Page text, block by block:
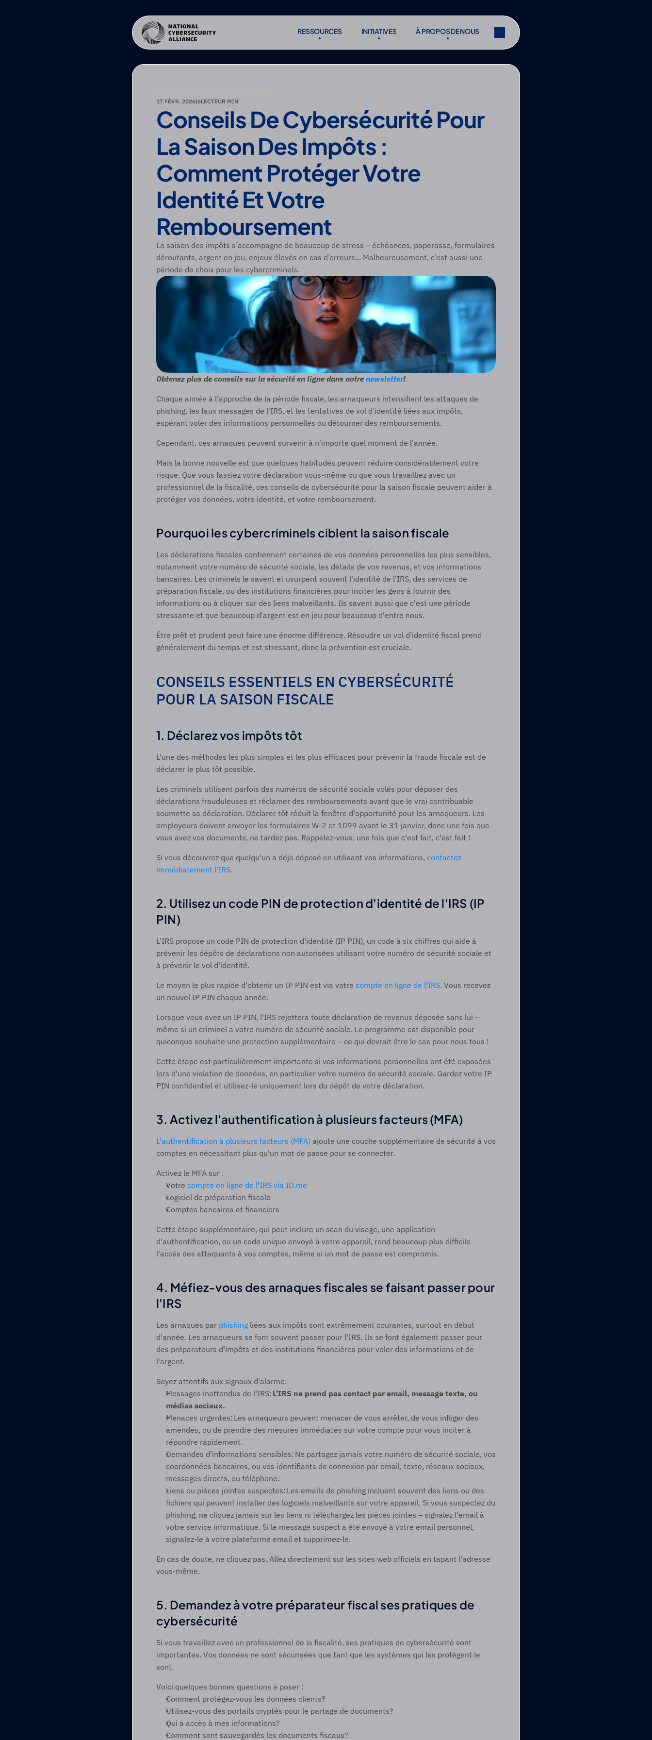
RESSOURCES
RESSOURCES
INITIATIVES
INITIATIVES
À PROPOS DE NOUS
À PROPOS DE NOUS
S'abonner
Partager
17 FÉVR. 2026|6LECTEUR MIN
Conseils De Cybersécurité Pour
La Saison Des Impôts :
Comment Protéger Votre
Identité Et Votre
Remboursement
La saison des impôts s’accompagne de beaucoup de stress – échéances, paperasse, formulaires
déroutants, argent en jeu, enjeux élevés en cas d’erreurs... Malheureusement, c’est aussi une
période de choix pour les cybercriminels.
Obtenez plus de conseils sur la sécurité en ligne dans notre newsletter!
Chaque année à l'approche de la période fiscale, les arnaqueurs intensifient les attaques de
phishing, les faux messages de l'IRS, et les tentatives de vol d'identité liées aux impôts,
espérant voler des informations personnelles ou détourner des remboursements.
Cependant, ces arnaques peuvent survenir à n'importe quel moment de l'année.
Mais la bonne nouvelle est que quelques habitudes peuvent réduire considérablement votre
risque. Que vous fassiez votre déclaration vous-même ou que vous travailliez avec un
professionnel de la fiscalité, ces conseils de cybersécurité pour la saison fiscale peuvent aider à
protéger vos données, votre identité, et votre remboursement.
Pourquoi les cybercriminels ciblent la saison fiscale
Les déclarations fiscales contiennent certaines de vos données personnelles les plus sensibles,
notamment votre numéro de sécurité sociale, les détails de vos revenus, et vos informations
bancaires. Les criminels le savent et usurpent souvent l'identité de l'IRS, des services de
préparation fiscale, ou des institutions financières pour inciter les gens à fournir des
informations ou à cliquer sur des liens malveillants. Ils savent aussi que c'est une période
stressante et que beaucoup d'argent est en jeu pour beaucoup d'entre nous.
Être prêt et prudent peut faire une énorme différence. Résoudre un vol d'identité fiscal prend
généralement du temps et est stressant, donc la prévention est cruciale.
CONSEILS ESSENTIELS EN CYBERSÉCURITÉ
POUR LA SAISON FISCALE
1. Déclarez vos impôts tôt
L'une des méthodes les plus simples et les plus efficaces pour prévenir la fraude fiscale est de
déclarer le plus tôt possible.
Les criminels utilisent parfois des numéros de sécurité sociale volés pour déposer des
déclarations frauduleuses et réclamer des remboursements avant que le vrai contribuable
soumette sa déclaration. Déclarer tôt réduit la fenêtre d'opportunité pour les arnaqueurs. Les
employeurs doivent envoyer les formulaires W-2 et 1099 avant le 31 janvier, donc une fois que
vous avez vos documents, ne tardez pas. Rappelez-vous, une fois que c'est fait, c'est fait !
Si vous découvrez que quelqu'un a déjà déposé en utilisant vos informations, contactez
immédiatement l'IRS.
2. Utilisez un code PIN de protection d'identité de l'IRS (IP
PIN)
L'IRS propose un code PIN de protection d'identité (IP PIN), un code à six chiffres qui aide à
prévenir les dépôts de déclarations non autorisées utilisant votre numéro de sécurité sociale et
à prévenir le vol d'identité.
Le moyen le plus rapide d'obtenir un IP PIN est via votre compte en ligne de l'IRS. Vous recevez
un nouvel IP PIN chaque année.
Lorsque vous avez un IP PIN, l'IRS rejettera toute déclaration de revenus déposée sans lui –
même si un criminel a votre numéro de sécurité sociale. Le programme est disponible pour
quiconque souhaite une protection supplémentaire – ce qui devrait être le cas pour nous tous !
Cette étape est particulièrement importante si vos informations personnelles ont été exposées
lors d'une violation de données, en particulier votre numéro de sécurité sociale. Gardez votre IP
PIN confidentiel et utilisez-le uniquement lors du dépôt de votre déclaration.
3. Activez l'authentification à plusieurs facteurs (MFA)
L'authentification à plusieurs facteurs (MFA) ajoute une couche supplémentaire de sécurité à vos
comptes en nécessitant plus qu'un mot de passe pour se connecter.
Activez le MFA sur :
Votre compte en ligne de l'IRS via ID.me
Logiciel de préparation fiscale
Comptes bancaires et financiers
Cette étape supplémentaire, qui peut inclure un scan du visage, une application
d'authentification, ou un code unique envoyé à votre appareil, rend beaucoup plus difficile
l'accès des attaquants à vos comptes, même si un mot de passe est compromis.
4. Méfiez-vous des arnaques fiscales se faisant passer pour
l'IRS
Les arnaques par phishing liées aux impôts sont extrêmement courantes, surtout en début
d'année. Les arnaqueurs se font souvent passer pour l'IRS. Ils se font également passer pour
des préparateurs d'impôts et des institutions financières pour voler des informations et de
l'argent.
Soyez attentifs aux signaux d'alarme:
Messages inattendus de l'IRS: L'IRS ne prend pas contact par email, message texte, ou
médias sociaux.
Menaces urgentes: Les arnaqueurs peuvent menacer de vous arrêter, de vous infliger des
amendes, ou de prendre des mesures immédiates sur votre compte pour vous inciter à
répondre rapidement.
Demandes d'informations sensibles: Ne partagez jamais votre numéro de sécurité sociale, vos
coordonnées bancaires, ou vos identifiants de connexion par email, texte, réseaux sociaux,
messages directs, ou téléphone.
Liens ou pièces jointes suspectes: Les emails de phishing incluent souvent des liens ou des
fichiers qui peuvent installer des logiciels malveillants sur votre appareil. Si vous suspectez du
phishing, ne cliquez jamais sur les liens ni téléchargez les pièces jointes – signalez l'email à
votre service informatique. Si le message suspect a été envoyé à votre email personnel,
signalez-le à votre plateforme email et supprimez-le.
En cas de doute, ne cliquez pas. Allez directement sur les sites web officiels en tapant l'adresse
vous-même.
5. Demandez à votre préparateur fiscal ses pratiques de
cybersécurité
Si vous travaillez avec un professionnel de la fiscalité, ses pratiques de cybersécurité sont
importantes. Vos données ne sont sécurisées que tant que les systèmes qui les protègent le
sont.
Voici quelques bonnes questions à poser :
Comment protégez-vous les données clients?
Utilisez-vous des portails cryptés pour le partage de documents?
Qui a accès à mes informations?
Comment sont sauvegardés les documents fiscaux?